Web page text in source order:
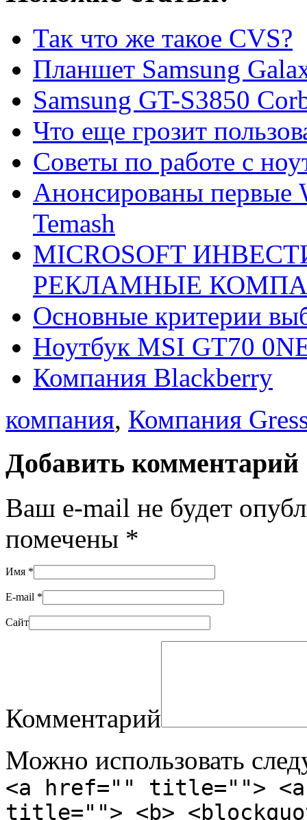
Так что же такое CVS?
Планшет Samsung
Samsung GT-S3850
Что еще грозит
Советы по работе с
Анонсированы
Temash
MICROSOFT
РЕКЛАМНЫЕ
Основные критерии
Ноутбук MSI GT70
Компания Blackberry
компания, Компания
Добавить комментарий
Ваш e-mail не будет
помечены *
Имя *
E-mail *
Сайт
Комментарий
Можно использовать
<a href="" title="">
title=""> <b>